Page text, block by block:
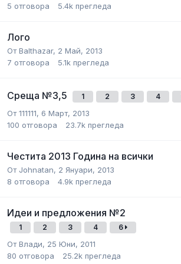
5 отговора 5.4k прегледа
Лого
ОтBalthazar, 2 Май, 2013
7 отговора 5.1k прегледа
Среща №3,5 1 2 3 4
От111111, 6 Март, 2013
100 отговора 23.7k прегледа
Честита 2013 Година на всички
От Johnatan, 2 Януари, 2013
8 отговора 4.9k прегледа
Идеи и предложения №2
1 2 3 4 6
ОтВлади, 25 Юни, 2011
80 отговора 25.2k прегледа